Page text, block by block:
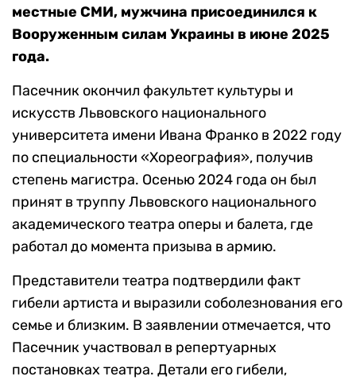
местные СМИ, мужчина присоединился к
Вооруженным силам Украины в июне 2025
года.
Пасечник окончил факультет культуры и
искусств Львовского национального
университета имени Ивана Франко в 2022 году
по специальности «Хореография», получив
степень магистра. Осенью 2024 года он был
принят в труппу Львовского национального
академического театра оперы и балета, где
работал до момента призыва в армию.
Представители театра подтвердили факт
гибели артиста и выразили соболезнования его
семье и близким. В заявлении отмечается, что
Пасечник участвовал в репертуарных
постановках театра. Детали его гибели,